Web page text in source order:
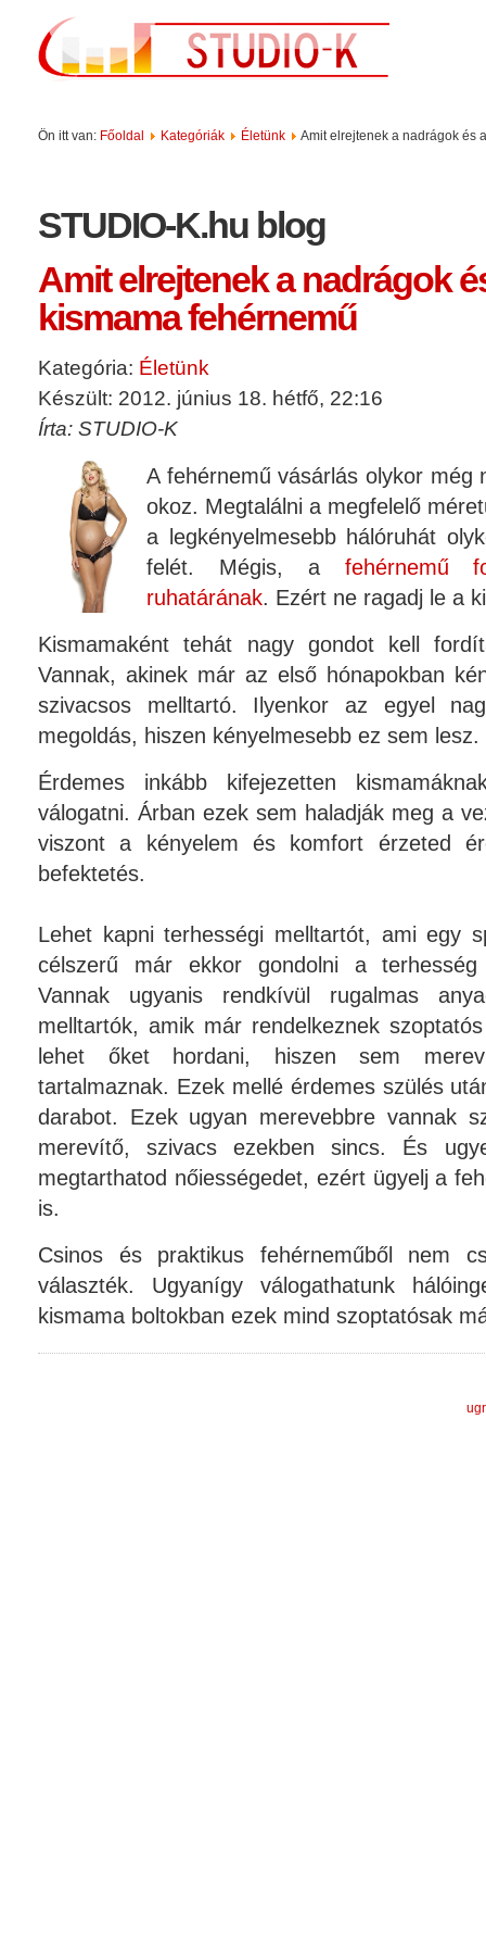
Ön itt van: Főoldal Kategóriák Életünk Amit elrejtenek a nadrágok és
STUDIO-K.hu blog
Amit elrejtenek a nadrágok
kismama fehérnemű
Kategória: Életünk
Készült: 2012. június 18. hétfő, 22:16
Írta: STUDIO-K
A fehérnemű vásárlás olykor még
okoz. Megtalálni a megfelelő
a legkényelmesebb hálóruhát
felét. Mégis, a fehérnemű
ruhatárának. Ezért ne ragadj le a
Kismamaként tehát nagy gondot kell
Vannak, akinek már az első hónapokban
szivacsos melltartó. Ilyenkor az egyel
megoldás, hiszen kényelmesebb ez sem lesz.
Érdemes inkább kifejezetten
válogatni. Árban ezek sem haladják meg a
viszont a kényelem és komfort érzeted
befektetés.
Lehet kapni terhességi melltartót, ami egy
célszerű már ekkor gondolni a
Vannak ugyanis rendkívül rugalmas
melltartók, amik már rendelkeznek
lehet őket hordani, hiszen sem
tartalmaznak. Ezek mellé érdemes szülés
darabot. Ezek ugyan merevebbre vannak
merevítő, szivacs ezekben sincs. És
megtarthatod nőiességedet, ezért ügyelj a
is.
Csinos és praktikus fehérneműből nem
választék. Ugyanígy válogathatunk
kismama boltokban ezek mind szoptatósak